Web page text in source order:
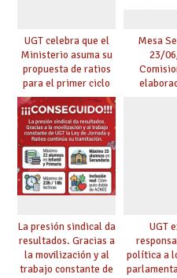
UGT celebra que el
Ministerio asuma su
propuesta de ratios
para el primer ciclo
de Infantil y pide
extender la misma
ambición al resto de
etapas
Mesa
23/
La presión sindical da
resultados. Gracias a
la movilización y al
trabajo constante de
UGT
política a